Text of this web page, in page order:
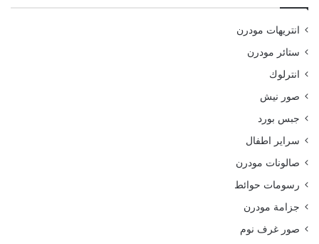
انتريهات مودرن
ستائر مودرن
انترلوك
صور نيش
جبس بورد
سراير اطفال
صالونات مودرن
رسومات حوائط
جزامة مودرن
صور غرف نوم